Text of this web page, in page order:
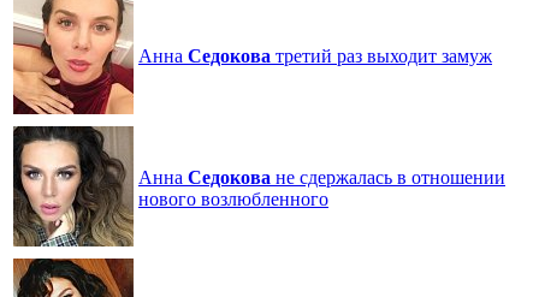
Анна Седокова третий раз выходит замуж
Анна Седокова не сдержалась в отношении
нового возлюбленного